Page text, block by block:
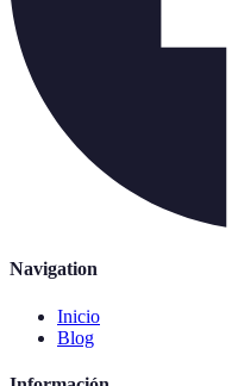
Navigation
Inicio
Blog